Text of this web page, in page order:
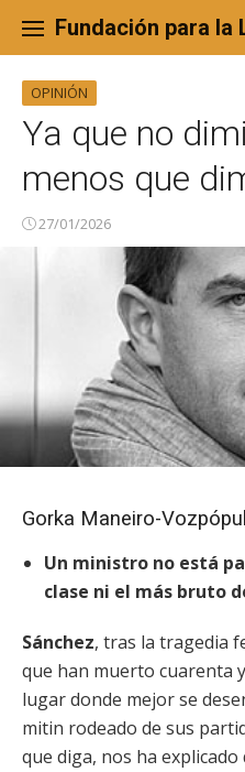
content
Fundación para la
OPINIÓN
Ya que no
menos que
27/01/2026
Gorka Maneiro-
Un ministro no está
clase ni el más bruto
Sánchez, tras la tragedia
que han muerto cuarenta
lugar donde mejor se
mitin rodeado de sus
que diga, nos ha